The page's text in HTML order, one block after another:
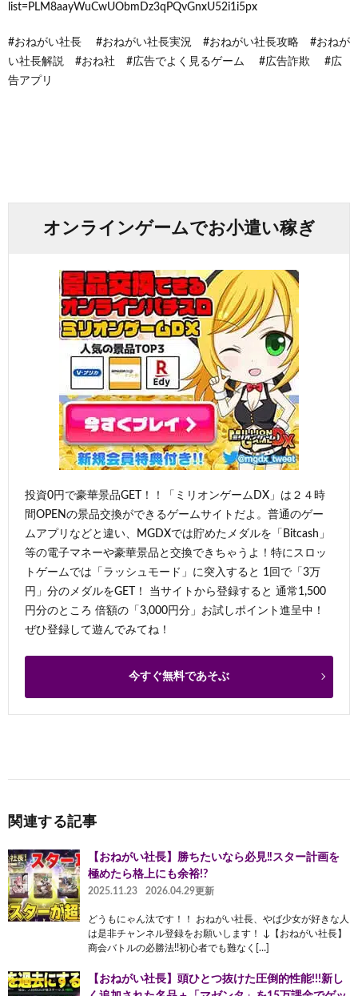
list=PLM8aayWuCwUObmDz3qPQvGnxU52i1i5px
#おねがい社長 #おねがい社長実況 #おねがい社長攻略 #おねが
い社長解説 #おね社 #広告でよく見るゲーム #広告詐欺 #広
告アプリ
オンラインゲームでお小遣い稼ぎ
投資0円で豪華景品GET！！「ミリオンゲームDX」は２４時
間OPENの景品交換ができるゲームサイトだよ。普通のゲー
ムアプリなどと違い、MGDXでは貯めたメダルを「Bitcash」
等の電子マネーや豪華景品と交換できちゃうよ！特にスロッ
トゲームでは「ラッシュモード」に突入すると 1回で「3万
円」分のメダルをGET！ 当サイトから登録すると 通常1,500
円分のところ 倍額の「3,000円分」お試しポイント進呈中！
ぜひ登録して遊んでみてね！
今すぐ無料であそぶ
関連する記事
【おねがい社長】勝ちたいなら必見‼︎スター計画を
極めたら格上にも余裕!?
2025.11.23 2026.04.29更新
どうもにゃん汰です！！ おねがい社長、やば少女が好きな人
は是非チャンネル登録をお願いします！ ↓【おねがい社長】
商会バトルの必勝法!!初心者でも難なく[…]
【おねがい社長】頭ひとつ抜けた圧倒的性能!!!新し